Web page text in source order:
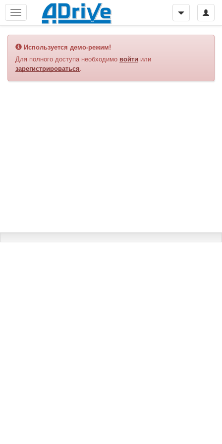
Используется демо-режим!
Для полного доступа необходимо войти или
зарегистрироваться.